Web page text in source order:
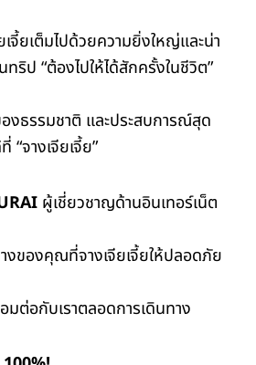
เจี้ยเต็มไปด้วยความยิ่งใหญ่และน่า
ริป “ต้องไปให้ได้สักครั้งในชีวิต”
งธรรมชาติ และประสบการณ์สุด
“จางเจียเจี้ย”
ผู้เชี่ยวชาญด้านอินเทอร์เน็ต
งของคุณที่จางเจียเจี้ยให้ปลอดภัย
มต่อกับเราตลอดการเดินทาง